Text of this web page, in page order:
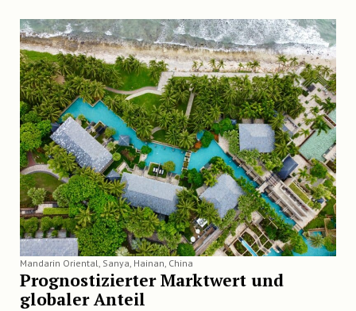
Mandarin Oriental, Sanya, Hainan, China
Prognostizierter Marktwert und
globaler Anteil